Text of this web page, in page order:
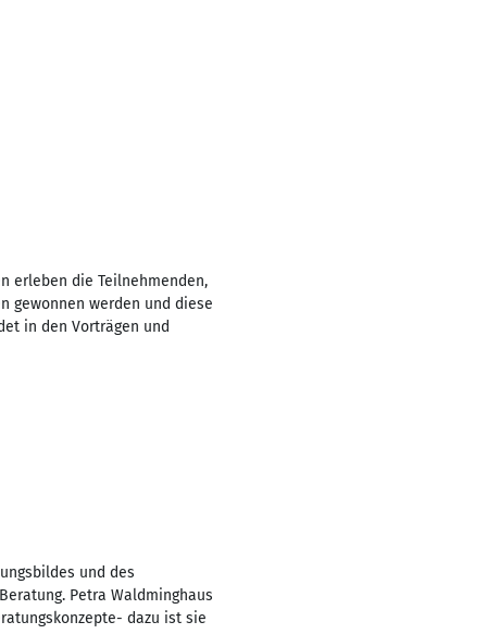
erleben die Teilnehmenden,
gewonnen werden und diese
in den Vorträgen und
und des
Petra Waldminghaus
dazu ist sie